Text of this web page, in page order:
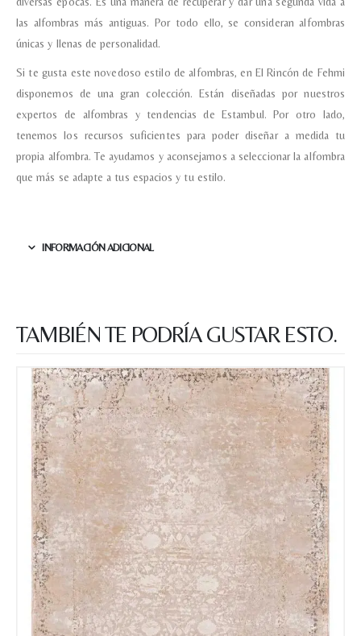
las alfombras más antiguas. Por todo ello, se consideran alfombras
únicas y llenas de personalidad.
Si te gusta este novedoso estilo de alfombras, en El Rincón de Fehmi
disponemos de una gran colección. Están diseñadas por nuestros
expertos de alfombras y tendencias de Estambul. Por otro lado,
tenemos los recursos suficientes para poder diseñar a medida tu
propia alfombra. Te ayudamos y aconsejamos a seleccionar la alfombra
que más se adapte a tus espacios y tu estilo.
INFORMACIÓN ADICIONAL
TAMBIÉN TE PODRÍA GUSTAR ESTO.
Teléfono
Correo electronico*
Tu mensaje.
Nombre y Referencia del producto*
Acuerdo RGPD*